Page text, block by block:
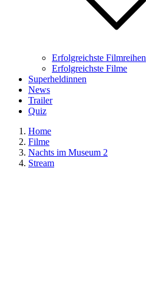
Erfolgreichste Filmreihen
Erfolgreichste Filme
Superheldinnen
News
Trailer
Quiz
Home
Filme
Nachts im Museum 2
Stream